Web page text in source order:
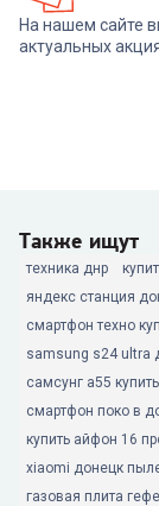
На нашем сайте
актуальных
Также ищут
техника днр
яндекс станция
смартфон техно
samsung s24 ultra
самсунг а55
смартфон поко в
купить айфон 16
xiaomi донецк
газовая плита